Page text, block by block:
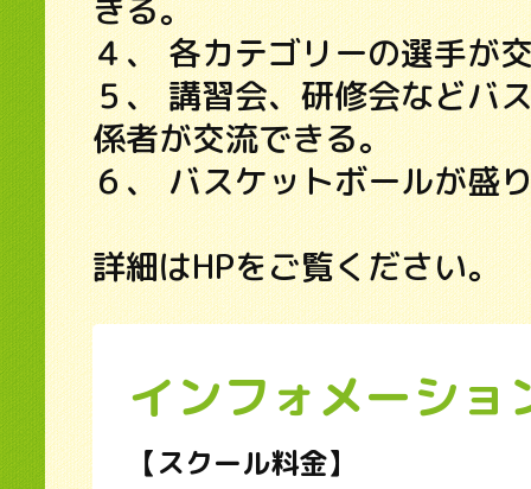
きる。
４、 各カテゴリーの選手が
５、 講習会、研修会などバ
係者が交流できる。
６、 バスケットボールが盛
詳細はHPをご覧ください。
インフォメーショ
【スクール料金】